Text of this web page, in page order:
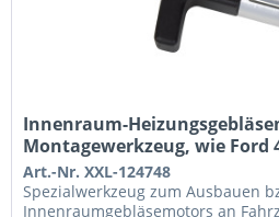
Innenraum-
Montagewerkzeug, wie Ford
Art.-Nr. XXL-124748
Spezialwerkzeug zum Ausbauen
Innenraumgebläsemotors an